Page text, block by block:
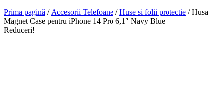
Prima pagină / Accesorii Telefoane /Huse si folii protectie / Husa
Magnet Case pentru iPhone 14 Pro 6,1″ Navy Blue
Reduceri!